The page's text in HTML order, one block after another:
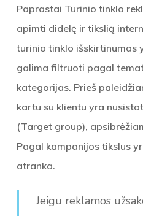
Paprastai Turinio tinklo
apimti didelę ir tikslią
turinio tinklo išskirtinumas
galima filtruoti pagal
kategorijas. Prieš
kartu su klientu yra
(Target group),
Pagal kampanijos tikslus
atranka.
Jeigu reklamos